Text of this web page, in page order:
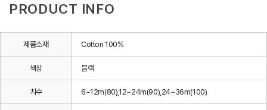
PRODUCT INFO
제품소재 Cotton 100%
색상 블랙
치수 6~12m(80),12~24m(90),24~36m(100)